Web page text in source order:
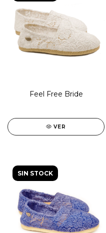
Feel Free Bride
VER
SIN STOCK